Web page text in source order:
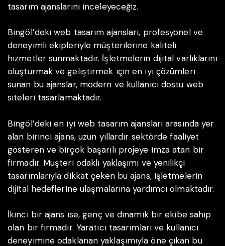
tasarım ajanslarını inceleyeceğiz.
Bingöl’deki web tasarım ajansları, profesyonel ve
deneyimli ekipleriyle müşterilerine kaliteli
hizmetler sunmaktadır. İşletmelerin dijital varlıklarını
oluşturmak ve geliştirmek için en iyi çözümleri
sunan bu ajanslar, modern ve kullanıcı dostu web
siteleri tasarlamaktadır.
Bingöl’deki en iyi web tasarım ajansları arasında yer
alan birinci ajans, uzun yıllardır sektörde faaliyet
gösteren ve birçok başarılı projeye imza atan bir
firmadır. Müşteri odaklı yaklaşımı ve yenilikçi
tasarımlarıyla dikkat çeken bu ajans, işletmelerin
dijital hedeflerine ulaşmalarına yardımcı olmaktadır.
İkinci bir ajans ise, genç ve dinamik bir ekibe sahip
olan bir firmadır. Yaratıcı tasarımları ve kullanıcı
deneyimine odaklanan yaklaşımıyla öne çıkan bu